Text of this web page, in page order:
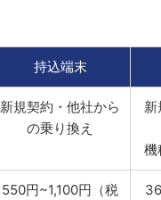
持込端末
新規契約・他社から
の乗り換え
新
機
550円~1,100円（税